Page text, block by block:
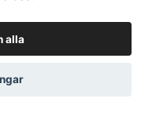
Streetwear
alla